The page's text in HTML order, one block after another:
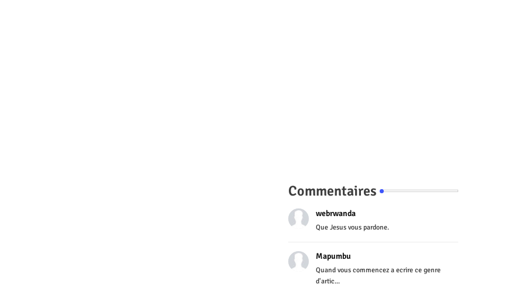
Commentaires
webrwanda
Que Jesus vous pardone.
Mapumbu
Quand vous commencez a ecrire ce genre
d'artic...